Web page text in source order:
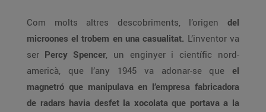
Com molts altres descobriments, l’origen del
microones el trobem en una casualitat. L’inventor va
ser Percy Spencer, un enginyer i científic nord-
americà, que l’any 1945 va adonar-se que el
magnetró que manipulava en l’empresa fabricadora
de radars havia desfet la xocolata que portava a la